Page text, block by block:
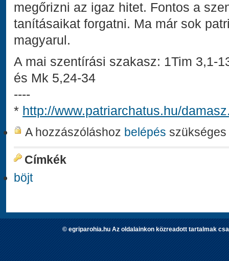
megőrizni az igaz hitet. Fontos a
tanításaikat forgatni. Ma már sok
magyarul.
A mai szentírási szakasz: 1Tim 3,1-
és Mk 5,24-34
----
* http://www.patriarchatus.hu/
A hozzászóláshoz belépés szükséges
Címkék
böjt
© egriparohia.hu Az oldalainkon közreadott tartalmak